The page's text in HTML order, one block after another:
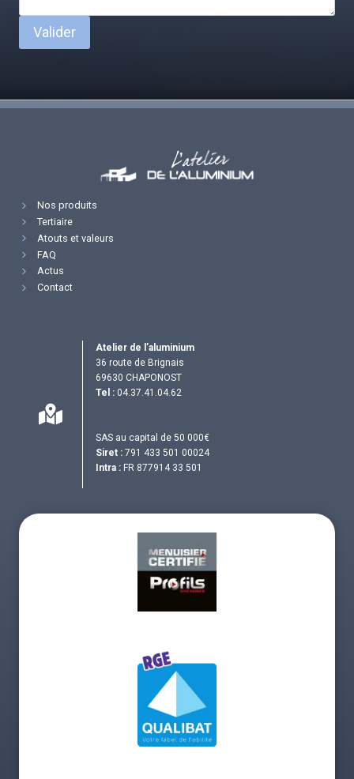
Valider
Nos produits
Tertiaire
Atouts et valeurs
FAQ
Actus
Contact
Atelier de l’aluminium
36 route de Brignais
69630 CHAPONOST
Tel : 04.37.41.04.62
SAS au capital de 50 000€
Siret : 791 433 501 00024
Intra : FR 877914 33 501